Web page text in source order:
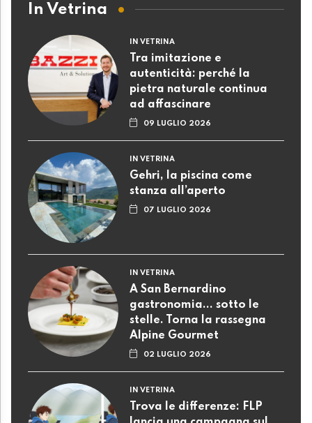
In Vetrina
IN VETRINA
Tra imitazione e
autenticità: perché la
pietra naturale continua
ad affascinare
09 LUGLIO 2026
IN VETRINA
Gehri, la piscina come
stanza all’aperto
07 LUGLIO 2026
IN VETRINA
A San Bernardino
gastronomia... sotto le
stelle. Torna la rassegna
Alpine Gourmet
02 LUGLIO 2026
IN VETRINA
Trova le differenze: FLP